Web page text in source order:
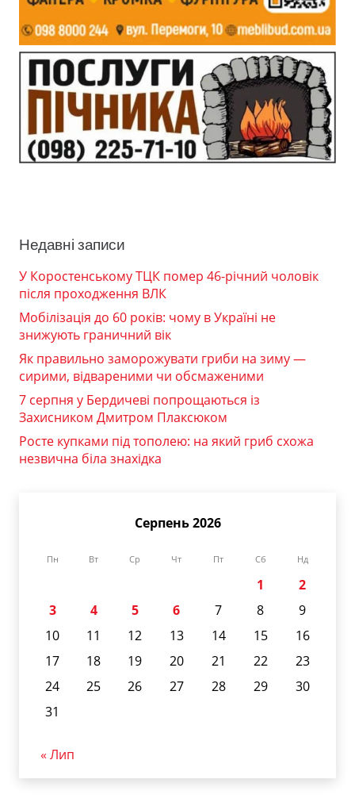
Недавні записи
У Коростенському ТЦК помер 46-річний чоловік
після проходження ВЛК
Мобілізація до 60 років: чому в Україні не
знижують граничний вік
Як правильно заморожувати гриби на зиму —
сирими, відвареними чи обсмаженими
7 серпня у Бердичеві попрощаються із
Захисником Дмитром Плаксюком
Росте купками під тополею: на який гриб схожа
незвична біла знахідка
Серпень 2026
Пн Вт Ср Чт Пт Сб Нд
1
2
3
4 5 6 7 8
9
10
11 12 13 14 15
16
17
18 19 20 21 22
23
24
25 26 27 28 29
30
31
« Лип